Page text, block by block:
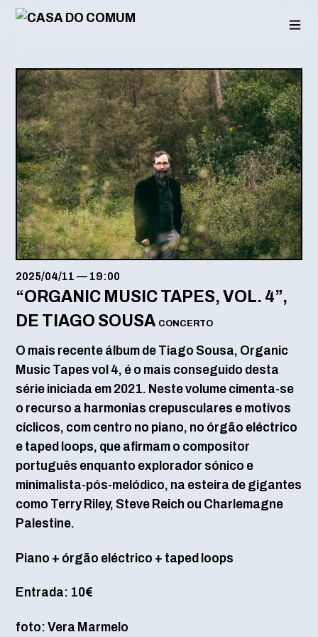
Saltar
conteúdo
2025/04/11 — 19:00
“ORGANIC MUSIC TAPES, VOL. 4”,
DE TIAGO SOUSA CONCERTO
O mais recente álbum de Tiago Sousa, Organic
Music Tapes vol 4, é o mais conseguido desta
série iniciada em 2021. Neste volume cimenta-se
o recurso a harmonias crepusculares e motivos
cíclicos, com centro no piano, no órgão eléctrico
e taped loops, que afirmam o compositor
português enquanto explorador sónico e
minimalista-pós-melódico, na esteira de gigantes
como Terry Riley, Steve Reich ou Charlemagne
Palestine.
Piano + órgão eléctrico + taped loops
Entrada: 10€
foto: Vera Marmelo